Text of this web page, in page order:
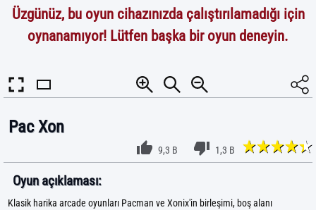
Üzgünüz, bu oyun cihazınızda çalıştırılamadığı için
oynanamıyor! Lütfen başka bir oyun deneyin.
Pac Xon
9,3 B 1,3 B
Oyun açıklaması:
Klasik harika arcade oyunları Pacman ve Xonix'in birleşimi, boş alanı